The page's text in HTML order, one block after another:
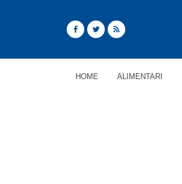
HOME ALIMENTARI